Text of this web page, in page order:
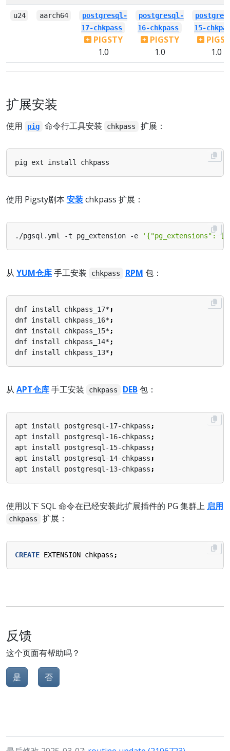
u24 aarch64
postgresql-
17-chkpass
PIGSTY
1.0
postgresql-
16-chkpass
PIGSTY
1.0
15-
1.0
扩展安装
使用 pig 命令行工具安装 chkpass 扩展：
使用 Pigsty剧本 安装chkpass 扩展：
./pgsql.yml -t pg_extension -e '{"pg_extensions":
从 YUM仓库手工安装 chkpass RPM 包：
dnf install chkpass_17* ;
dnf install chkpass_16* ;
dnf install chkpass_15* ;
dnf install chkpass_14* ;
dnf install chkpass_13* ;
从 APT仓库手工安装 chkpass DEB包：
apt install postgresql-17-chkpass ;
apt install postgresql-16-chkpass ;
apt install postgresql-15-chkpass ;
apt install postgresql-14-chkpass ;
apt install postgresql-13-chkpass ;
使用以下 SQL 命令在已经安装此扩展插件的 PG 集群上 启用
chkpass 扩展：
CREATE EXTENSION chkpass ;
反馈
这个页面有帮助吗？
是 否